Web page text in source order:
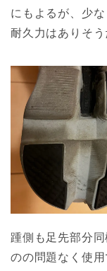
にもよるが、少
耐久力はありそう
踵側も足先部分
のの問題なく使用